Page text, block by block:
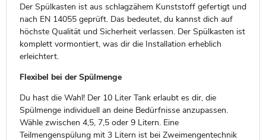
Der Spülkasten ist aus schlagzähem Kunststoff gefertigt und
nach EN 14055 geprüft. Das bedeutet, du kannst dich auf
höchste Qualität und Sicherheit verlassen. Der Spülkasten ist
komplett vormontiert, was dir die Installation erheblich
erleichtert.
Flexibel bei der Spülmenge
Du hast die Wahl! Der 10 Liter Tank erlaubt es dir, die
Spülmenge individuell an deine Bedürfnisse anzupassen.
Wähle zwischen 4,5, 7,5 oder 9 Litern. Eine
Teilmengenspülung mit 3 Litern ist bei Zweimengentechnik